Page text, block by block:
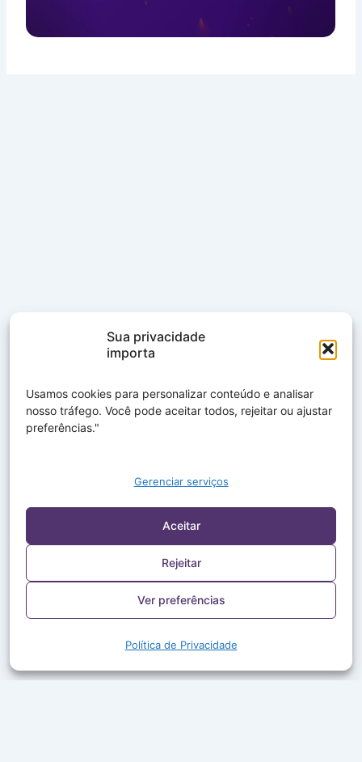
Sua privacidade
importa
Usamos cookies para personalizar conteúdo e analisar
nosso tráfego. Você pode aceitar todos, rejeitar ou ajustar
preferências."
Gerenciar serviços
Aceitar
Rejeitar
Ver preferências
Política de Privacidade